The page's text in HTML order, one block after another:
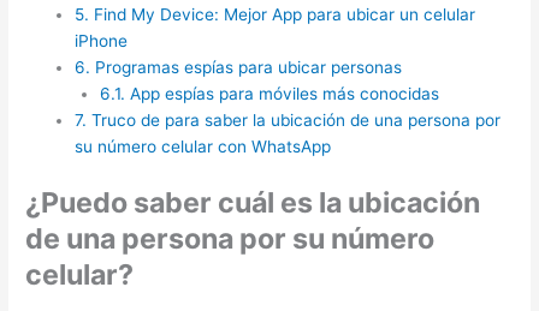
5. Find My Device: Mejor App para ubicar un celular
iPhone
6. Programas espías para ubicar personas
6.1. App espías para móviles más conocidas
7. Truco de para saber la ubicación de una persona por
su número celular con WhatsApp
¿Puedo saber cuál es la ubicación
de una persona por su número
celular?